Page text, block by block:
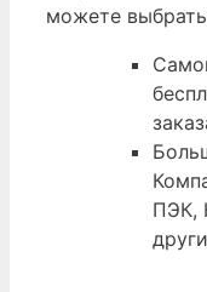
можете
ПЭК,